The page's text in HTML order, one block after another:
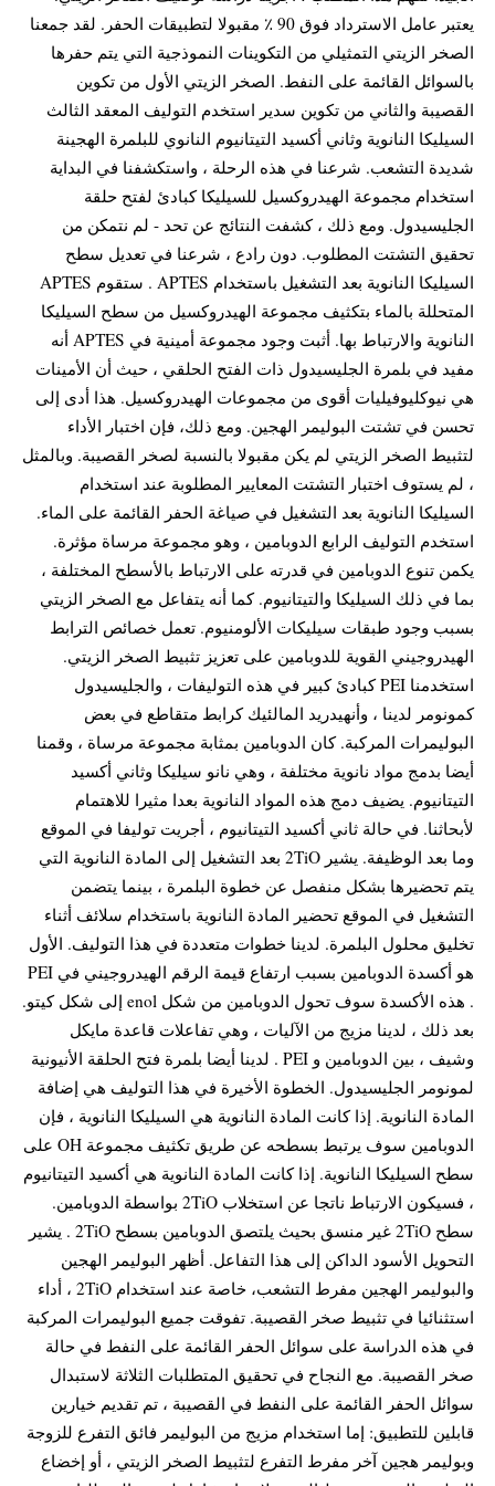
يعتبر عامل الاسترداد فوق 90 ٪ مقبولا لتطبيقات الحفر. لقد جمعنا
الصخر الزيتي التمثيلي من التكوينات النموذجية التي يتم حفرها
بالسوائل القائمة على النفط. الصخر الزيتي الأول من تكوين
القصيبة والثاني من تكوين سدير استخدم التوليف المعقد الثالث
السيليكا النانوية وثاني أكسيد التيتانيوم النانوي للبلمرة الهجينة
شديدة التشعب. شرعنا في هذه الرحلة ، واستكشفنا في البداية
استخدام مجموعة الهيدروكسيل للسيليكا كبادئ لفتح حلقة
الجليسيدول. ومع ذلك ، كشفت النتائج عن تحد - لم نتمكن من
تحقيق التشتت المطلوب. دون رادع ، شرعنا في تعديل سطح
السيليكا النانوية بعد التشغيل باستخدام APTES . ستقوم APTES
المتحللة بالماء بتكثيف مجموعة الهيدروكسيل من سطح السيليكا
النانوية والارتباط بها. أثبت وجود مجموعة أمينية في APTES أنه
مفيد في بلمرة الجليسيدول ذات الفتح الحلقي ، حيث أن الأمينات
هي نيوكليوفيليات أقوى من مجموعات الهيدروكسيل. هذا أدى إلى
تحسن في تشتت البوليمر الهجين. ومع ذلك، فإن اختبار الأداء
لتثبيط الصخر الزيتي لم يكن مقبولا بالنسبة لصخر القصيبة. وبالمثل
، لم يستوف اختبار التشتت المعايير المطلوبة عند استخدام
السيليكا النانوية بعد التشغيل في صياغة الحفر القائمة على الماء.
استخدم التوليف الرابع الدوبامين ، وهو مجموعة مرساة مؤثرة.
يكمن تنوع الدوبامين في قدرته على الارتباط بالأسطح المختلفة ،
بما في ذلك السيليكا والتيتانيوم. كما أنه يتفاعل مع الصخر الزيتي
بسبب وجود طبقات سيليكات الألومنيوم. تعمل خصائص الترابط
الهيدروجيني القوية للدوبامين على تعزيز تثبيط الصخر الزيتي.
استخدمنا PEI كبادئ كبير في هذه التوليفات ، والجليسيدول
كمونومر لدينا ، وأنهيدريد المالئيك كرابط متقاطع في بعض
البوليمرات المركبة. كان الدوبامين بمثابة مجموعة مرساة ، وقمنا
أيضا بدمج مواد نانوية مختلفة ، وهي نانو سيليكا وثاني أكسيد
التيتانيوم. يضيف دمج هذه المواد النانوية بعدا مثيرا للاهتمام
لأبحاثنا. في حالة ثاني أكسيد التيتانيوم ، أجريت توليفا في الموقع
وما بعد الوظيفة. يشير 2TiO بعد التشغيل إلى المادة النانوية التي
يتم تحضيرها بشكل منفصل عن خطوة البلمرة ، بينما يتضمن
التشغيل في الموقع تحضير المادة النانوية باستخدام سلائف أثناء
تخليق محلول البلمرة. لدينا خطوات متعددة في هذا التوليف. الأول
هو أكسدة الدوبامين بسبب ارتفاع قيمة الرقم الهيدروجيني في PEI
. هذه الأكسدة سوف تحول الدوبامين من شكل enol إلى شكل كيتو.
بعد ذلك ، لدينا مزيج من الآليات ، وهي تفاعلات قاعدة مايكل
وشيف ، بين الدوبامين و PEI . لدينا أيضا بلمرة فتح الحلقة الأنيونية
لمونومر الجليسيدول. الخطوة الأخيرة في هذا التوليف هي إضافة
المادة النانوية. إذا كانت المادة النانوية هي السيليكا النانوية ، فإن
الدوبامين سوف يرتبط بسطحه عن طريق تكثيف مجموعة OH على
سطح السيليكا النانوية. إذا كانت المادة النانوية هي أكسيد التيتانيوم
، فسيكون الارتباط ناتجا عن استخلاب 2TiO بواسطة الدوبامين.
سطح 2TiO غير منسق بحيث يلتصق الدوبامين بسطح 2TiO . يشير
التحويل الأسود الداكن إلى هذا التفاعل. أظهر البوليمر الهجين
والبوليمر الهجين مفرط التشعب، خاصة عند استخدام 2TiO ، أداء
استثنائيا في تثبيط صخر القصيبة. تفوقت جميع البوليمرات المركبة
في هذه الدراسة على سوائل الحفر القائمة على النفط في حالة
صخر القصيبة. مع النجاح في تحقيق المتطلبات الثلاثة لاستبدال
سوائل الحفر القائمة على النفط في القصيبة ، تم تقديم خيارين
قابلين للتطبيق: إما استخدام مزيج من البوليمر فائق التفرع للزوجة
وبوليمر هجين آخر مفرط التفرع لتثبيط الصخر الزيتي ، أو إخضاع